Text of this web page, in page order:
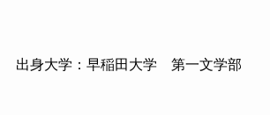
出身大学：早稲田大学 第一文学部